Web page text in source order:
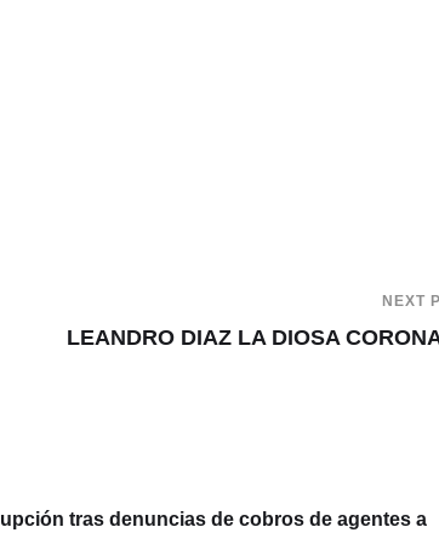
NEXT
LEANDRO DIAZ LA DIOSA
tras denuncias de cobros de agentes a